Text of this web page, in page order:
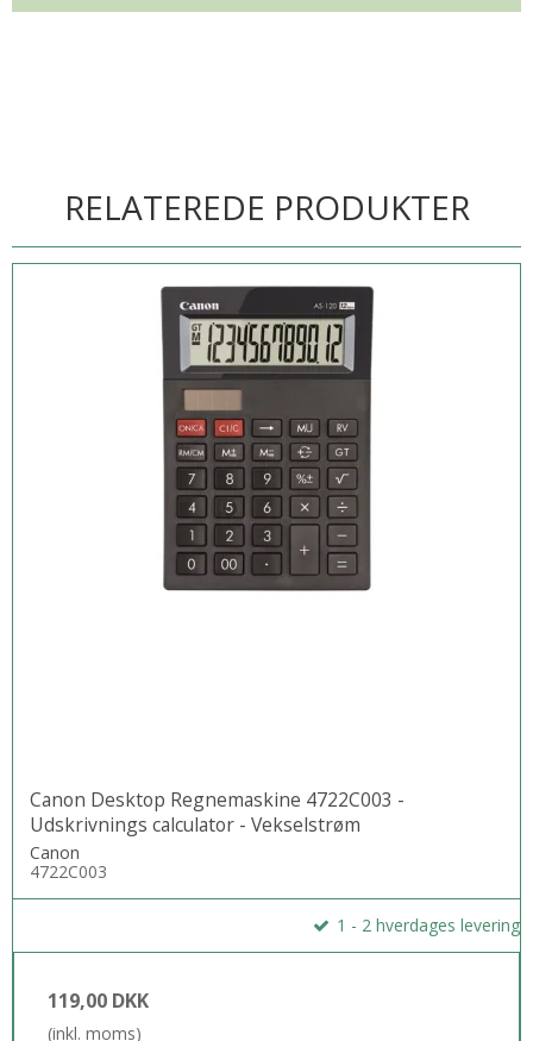
RELATEREDE PRODUKTER
Canon Desktop Regnemaskine 4722C003 -
Udskrivnings calculator - Vekselstrøm
Canon
4722C003
1 - 2 hverdages levering
119,00 DKK
(inkl. moms)